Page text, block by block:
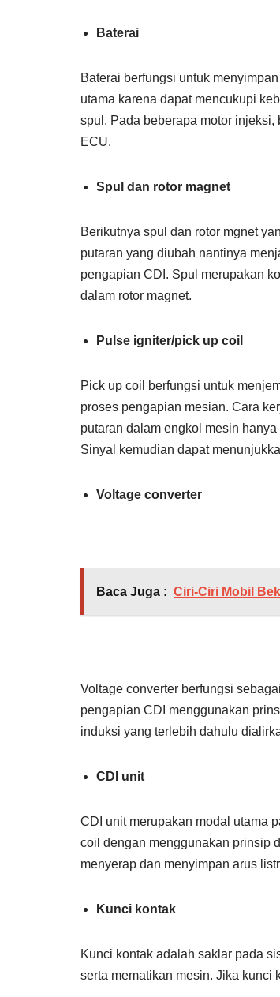
Baterai
Baterai berfungsi untuk
utama karena dapat mencukupi
spul. Pada beberapa motor
ECU.
Spul dan rotor magnet
Berikutnya spul dan rotor mgnet
putaran yang diubah nantinya
pengapian CDI. Spul merupakan
dalam rotor magnet.
Pulse igniter/pick up coil
Pick up coil berfungsi untuk
proses pengapian mesian. Cara
putaran dalam engkol mesin
Sinyal kemudian dapat
Voltage converter
Baca Juga : Ciri-Ciri Mobil
Voltage converter berfungsi
pengapian CDI menggunakan
induksi yang terlebih dahulu
CDI unit
CDI unit merupakan modal utama
coil dengan menggunakan prinsip
menyerap dan menyimpan arus
Kunci kontak
Kunci kontak adalah saklar pada
serta mematikan mesin. Jika kunci